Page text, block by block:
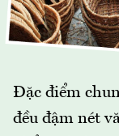
Đặc điểm
đều đậm nét